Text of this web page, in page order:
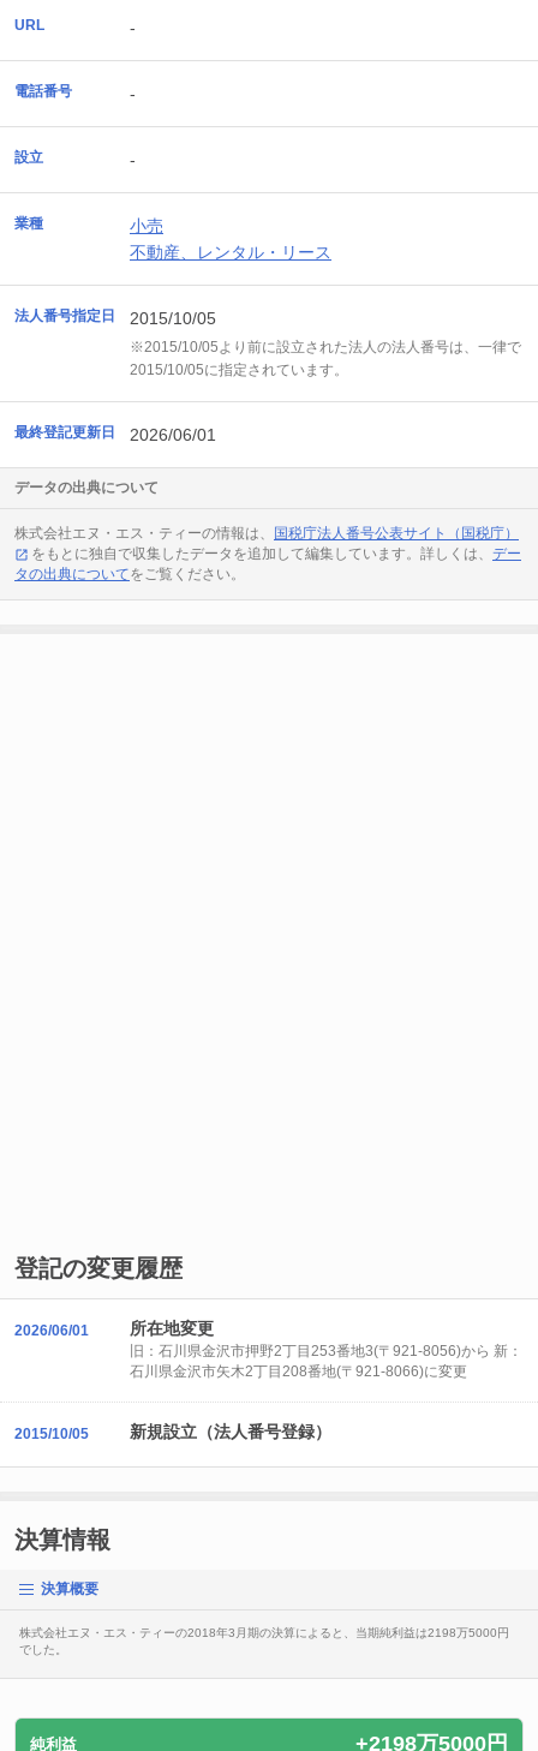
URL -
電話番号 -
設立 -
業種
小売
不動産、レンタル・リース
法人番号指定日 2015/10/05
※2015/10/05より前に設立された法人の法人番号は、一律で
2015/10/05に指定されています。
最終登記更新日 2026/06/01
データの出典について
株式会社エヌ・エス・ティーの情報は、
国税庁法人番号公表サイト（国税庁）
をもとに独自で収集したデータを追加して編集しています。詳しくは、 デー
タの出典についてをご覧ください。
登記の変更履歴
2026/06/01 所在地変更
旧：石川県金沢市押野2丁目253番地3(〒921-8056)から 新：
石川県金沢市矢木2丁目208番地(〒921-8066)に変更
2015/10/05 新規設立（法人番号登録）
決算情報
決算概要
株式会社エヌ・エス・ティーの2018年3月期の決算によると、当期純利益は2198万5000円
でした。
純利益 +2198万5000円